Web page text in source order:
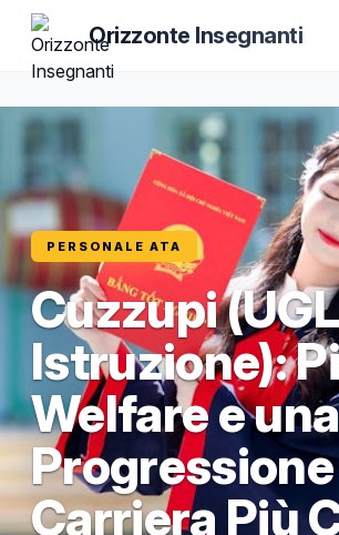
Orizzonte Insegnanti
PERSONALE ATA
Cuzzupi (UGL
Istruzione):
Welfare e una
Carriera Più